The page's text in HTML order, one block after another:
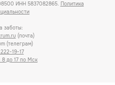
ИНН 5837082865. Политика
заботы:
(почта)
(телеграм)
19-17
8 до 17 по Мск